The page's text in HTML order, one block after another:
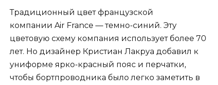
Традиционный цвет французской
компании Air France — темно-синий. Эту
цветовую схему компания использует более 70
лет. Но дизайнер Кристиан Лакруа добавил к
униформе ярко-красный пояс и перчатки,
чтобы бортпроводника было легко заметить в